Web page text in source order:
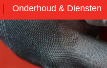
Onderhoud & Diensten